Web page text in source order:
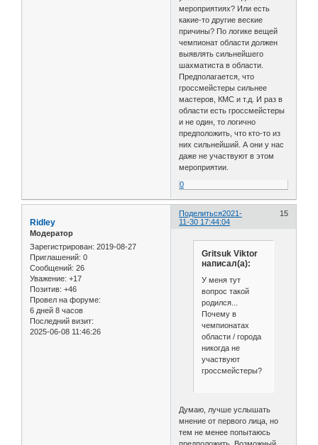
мероприятиях? Или есть
какие-то другие веские
причины? По логике вещей
чемпионат области должен
выявлять сильнейшего
шахматиста в области.
Предполагается, что
гроссмейстеры сильнее
мастеров, КМС и т.д. И раз в
области есть гроссмейстеры
и не один, то логично
предположить, что кто-то из
них сильнейший. А они у нас
даже не участвуют в этом
мероприятии.
0
Поделиться 15
2021-
11-30 17:44:04
Ridley
Модератор
Зарегистрирован: 2019-08-27
Приглашений: 0
Сообщений: 26
Уважение: +17
Позитив: +46
Провел на форуме:
6 дней 8 часов
Последний визит:
2025-06-08 11:46:26
Gritsuk Viktor
написал(а):
У меня тут
вопрос такой
родился...
Почему в
чемпионатах
области / города
никогда не
участвуют
гроссмейстеры?
Думаю, лучше услышать
мнение от первого лица, но
тем не менее попытаюсь